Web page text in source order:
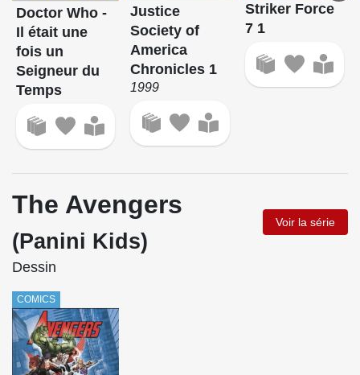
Doctor Who -
Il était une
fois un
Seigneur du
Temps
Justice
Society of
America
Chronicles 1
1999
Striker Force
7 1
The Avengers
(Panini Kids)
Voir la série
Dessin
COMICS